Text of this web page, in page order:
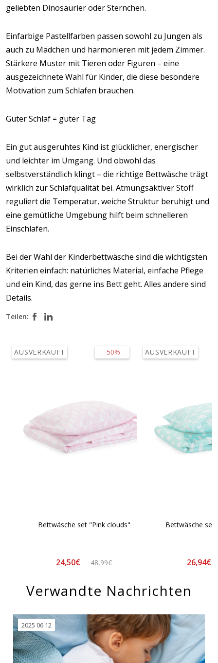
geliebten Dinosaurier oder Sternchen.
Einfarbige Pastellfarben passen sowohl zu Jungen als
auch zu Mädchen und harmonieren mit jedem Zimmer.
Stärkere Muster mit Tieren oder Figuren – eine
ausgezeichnete Wahl für Kinder, die diese besondere
Motivation zum Schlafen brauchen.
Guter Schlaf = guter Tag
Ein gut ausgeruhtes Kind ist glücklicher, energischer
und leichter im Umgang. Und obwohl das
selbstverständlich klingt – die richtige Bettwäsche trägt
wirklich zur Schlafqualität bei. Atmungsaktiver Stoff
reguliert die Temperatur, weiche Struktur beruhigt und
eine gemütliche Umgebung hilft beim schnelleren
Einschlafen.
Bei der Wahl der Kinderbettwäsche sind die wichtigsten
Kriterien einfach: natürliches Material, einfache Pflege
und ein Kind, das gerne ins Bett geht. Alles andere sind
Details.
Teilen:
-50%
AUSVERKAUFT
Bettwäsche set "Pink clouds"
24,50€ 48,99€
AUSVERKAUFT
Bettwäsche set
26,94€
Verwandte Nachrichten
2025 06 12